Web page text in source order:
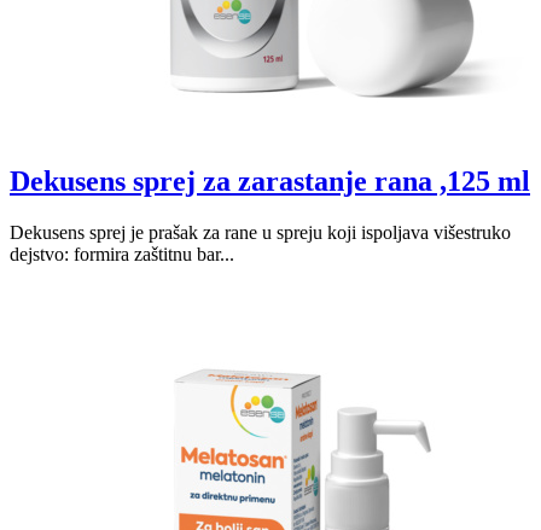
Dekusens sprej za zarastanje rana ,125 ml
Dekusens sprej je prašak za rane u spreju koji ispoljava višestruko
dejstvo: formira zaštitnu bar...